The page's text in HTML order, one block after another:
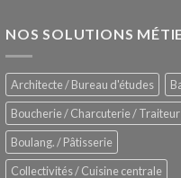
NOS SOLUTIONS
Architecte / Bureau d'études
Boucherie / Charcuterie / Traiteur
Boulang. / Pâtisserie
Collectivités / Cuisine centrale